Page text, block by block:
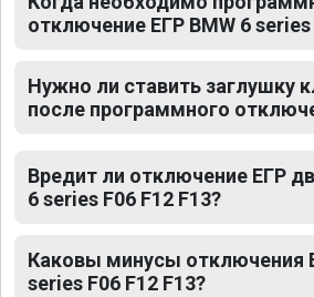
отключение ЕГР BMW 6 series
Нужно ли ставить заглушку
после программного
Вредит ли отключение ЕГР
6 series F06 F12 F13?
Каковы минусы отключения
series F06 F12 F13?